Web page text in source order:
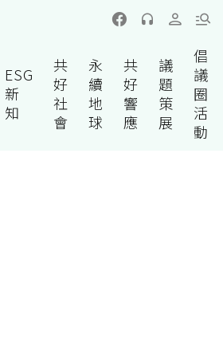
ESG
新
知
共
好
社
會
永
續
地
球
共
好
響
應
議
題
策
展
倡
議
圈
活
動